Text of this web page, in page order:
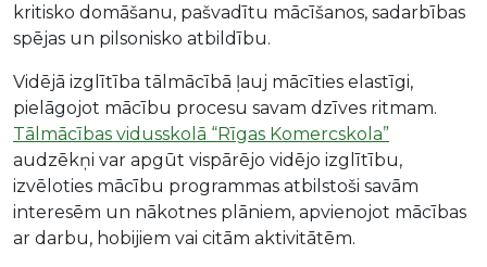
kritisko domāšanu, pašvadītu mācīšanos, sadarbības
spējas un pilsonisko atbildību.
Vidējā izglītība tālmācībā ļauj mācīties elastīgi,
pielāgojot mācību procesu savam dzīves ritmam.
Tālmācības vidusskolā “Rīgas Komercskola”
audzēkņi var apgūt vispārējo vidējo izglītību,
izvēloties mācību programmas atbilstoši savām
interesēm un nākotnes plāniem, apvienojot mācības
ar darbu, hobijiem vai citām aktivitātēm.